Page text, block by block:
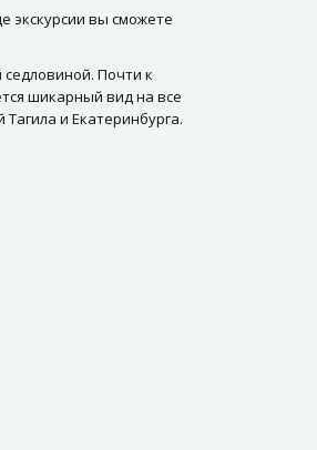
экскурсии вы сможете
Почти к
шикарный вид на все
и Екатеринбурга.